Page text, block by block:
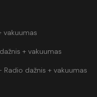
vakuumas
+ vakuumas
Radio dažnis + vakuumas